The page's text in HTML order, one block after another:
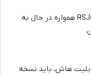
تیم RSJoomla همواره در حال به
هاش، باید نسخه